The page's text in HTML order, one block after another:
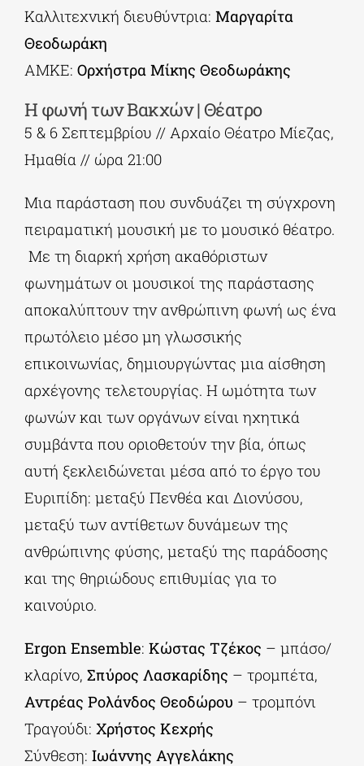
Καλλιτεχνική διευθύντρια: Μαργαρίτα
Θεοδωράκη
ΑΜΚΕ: Ορχήστρα Μίκης Θεοδωράκης
Η φωνή των Βακχών | Θέατρο
5 & 6 Σεπτεμβρίου // Αρχαίο Θέατρο Μίεζας,
Ημαθία // ώρα 21:00
Μια παράσταση που συνδυάζει τη σύγχρονη
πειραματική μουσική με το μουσικό θέατρο.
Με τη διαρκή χρήση ακαθόριστων
φωνημάτων οι μουσικοί της παράστασης
αποκαλύπτουν την ανθρώπινη φωνή ως ένα
πρωτόλειο μέσο μη γλωσσικής
επικοινωνίας, δημιουργώντας μια αίσθηση
αρχέγονης τελετουργίας. Η ωμότητα των
φωνών και των οργάνων είναι ηχητικά
συμβάντα που οριοθετούν την βία, όπως
αυτή ξεκλειδώνεται μέσα από το έργο του
Ευριπίδη: μεταξύ Πενθέα και Διονύσου,
μεταξύ των αντίθετων δυνάμεων της
ανθρώπινης φύσης, μεταξύ της παράδοσης
και της θηριώδους επιθυμίας για το
καινούριο.
Ergon Ensemble: Κώστας Τζέκος – μπάσο/
κλαρίνο, Σπύρος Λασκαρίδης – τρομπέτα,
Αντρέας Ρολάνδος Θεοδώρου – τρομπόνι
Τραγούδι: Χρήστος Κεχρής
Σύνθεση: Ιωάννης Αγγελάκης